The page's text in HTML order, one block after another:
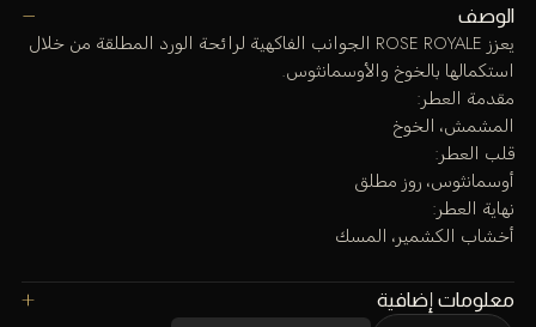
الوصف
يعزز ROSE ROYALE الجوانب الفاكهية لرائحة الورد المطلقة من خلال
استكمالها بالخوخ والأوسمانثوس.
مقدمة العطر:
المشمش، الخوخ
قلب العطر:
أوسمانثوس، روز مطلق
نهاية العطر:
أخشاب الكشمير، المسك
معلومات إضافية